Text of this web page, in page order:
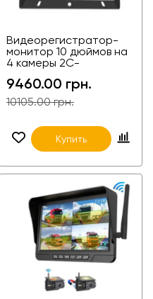
Видеорегистратор-
монитор 10 дюймов на
4 камеры 2C-
9460.00 грн.
10105.00 грн.
Купить